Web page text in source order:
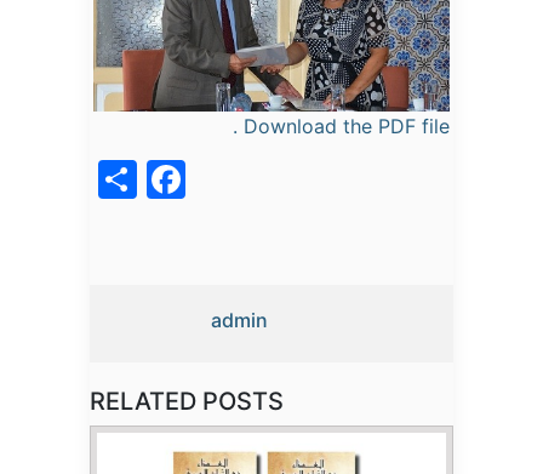
Download the PDF file .
admin
RELATED POSTS